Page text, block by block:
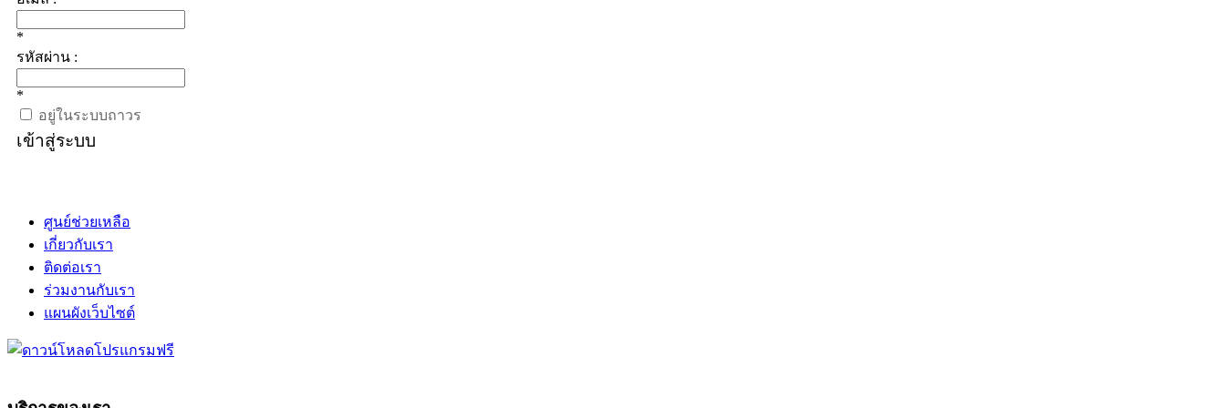
*
รหัสผ่าน :
*
อยู่ในระบบถาวร
เข้าสู่ระบบ
ศูนย์ช่วยเหลือ
เกี่ยวกับเรา
ติดต่อเรา
ร่วมงานกับเรา
แผนผังเว็บไซต์